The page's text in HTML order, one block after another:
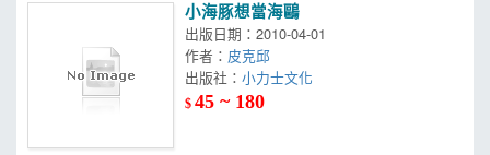
小海豚想當海鷗
出版日期：2010-04-01
作者： 皮克邱
出版社：
$45 ~ 180